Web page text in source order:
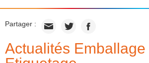
Partager :
Actualités Emballage